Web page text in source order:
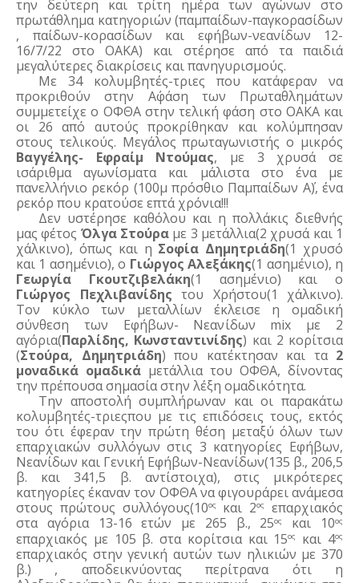
την δεύτερη και τρίτη ημέρα των αγώνων στο
πρωτάθλημα κατηγοριών (παμπαίδων-παγκορασίδων
, παίδων-κορασίδων και εφήβων-νεανίδων 12-
16/7/22 στο ΟΑΚΑ) και στέρησε από τα παιδιά
μεγαλύτερες διακρίσεις και πανηγυρισμούς.
Με 34 κολυμβητές-τριες που κατάφεραν να
προκριθούν στην Α΄φάση των Πρωταθλημάτων
συμμετείχε ο ΟΦΘΑ στην τελική φάση στο ΟΑΚΑ και
οι 26 από αυτούς προκρίθηκαν και κολύμπησαν
Βαγγέλης- Εφραίμ Ντούμας, με 3 χρυσά σε
ισάριθμα αγωνίσματα και μάλιστα στο ένα με
πανελλήνιο ρεκόρ (100μ πρόσθιο Παμπαίδων Α΄), ένα
ρεκόρ που κρατούσε επτά χρόνια!!!
Δεν υστέρησε καθόλου και η πολλάκις διεθνής
μας φέτος Όλγα Στούρα με 3 μετάλλια(2 χρυσά και 1
χάλκινο), όπως και η Σοφία Δημητριάδη(1 χρυσό
και 1 ασημένιο), ο Γιώργος Αλεξάκης
Γεωργία Γκουτζιβελάκη
Γιώργος Πεχλιβανίδης του Χρήστου(1 χάλκινο).
Τον κύκλο των μεταλλίων έκλεισε η ομαδική
σύνθεση των Εφήβων- Νεανίδων mix με 2
αγόρια(Παρλίδης, Κωνσταντινίδης) και 2 κορίτσια
(Στούρα, Δημητριάδη) που κατέκτησαν και τα 2
μοναδικά ομαδικά μετάλλια του ΟΦΘΑ, δίνοντας
την πρέπουσα σημασία στην λέξη ομαδικότητα.
Την αποστολή συμπλήρωναν και οι παρακάτω
κολυμβητές-τριεςπου με τις επιδόσεις τους, εκτός
του ότι έφεραν την πρώτη θέση μεταξύ όλων των
επαρχιακών συλλόγων στις 3 κατηγορίες Εφήβων,
Νεανίδων και Γενική Εφήβων-Νεανίδων(135 β., 206,5
β. και 341,5 β. αντίστοιχα), στις μικρότερες
κατηγορίες έκαναν τον ΟΦΘΑ να φιγουράρει ανάμεσα
στους πρώτους συλλόγους(10ος και 2ος
επαρχιακός
στα αγόρια 13-16 ετών με 265 β., 25ος και 10ος
επαρχιακός με 105 β. στα κορίτσια και 15ος και 4ος
επαρχιακός στην γενική αυτών των ηλικιών με 370
β.) , αποδεικνύοντας περίτρανα ότι η